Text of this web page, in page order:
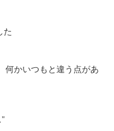
た
何かいつもと違う点があ